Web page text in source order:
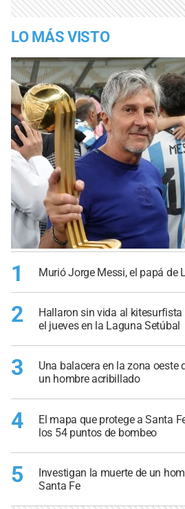
LO MÁS VISTO
1 Murió Jorge Messi, el papá de
2
Hallaron sin vida al
el jueves en la Laguna Setúbal
3
Una balacera en la zona oeste
un hombre acribillado
4
El mapa que protege a Santa
los 54 puntos de bombeo
5
Investigan la muerte de un
Santa Fe